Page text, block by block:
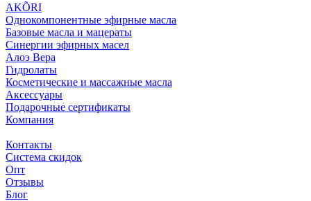
AKÕRI
Однокомпонентные эфирные масла
Базовые масла и мацераты
Синергии эфирных масел
Алоэ Вера
Гидролаты
Косметические и массажные масла
Аксессуары
Подарочные сертификаты
Компания
Контакты
Система скидок
Опт
Отзывы
Блог